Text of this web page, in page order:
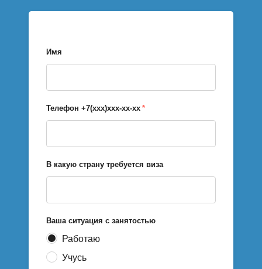
Имя
Телефон +7(xxx)xxx-xx-xx *
В какую страну требуется виза
Ваша ситуация с занятостью
Работаю
Учусь